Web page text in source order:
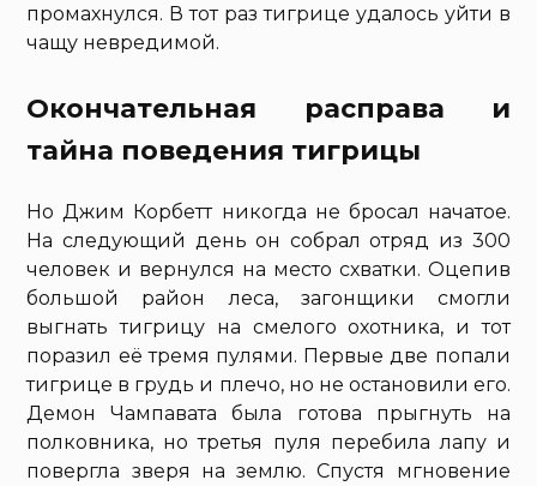
промахнулся. В тот раз тигрице удалось уйти в
чащу невредимой.
Окончательная расправа и
тайна поведения тигрицы
Но Джим Корбетт никогда не бросал начатое.
На следующий день он собрал отряд из 300
человек и вернулся на место схватки. Оцепив
большой район леса, загонщики смогли
выгнать тигрицу на смелого охотника, и тот
поразил её тремя пулями. Первые две попали
тигрице в грудь и плечо, но не остановили его.
Демон Чампавата была готова прыгнуть на
полковника, но третья пуля перебила лапу и
повергла зверя на землю. Спустя мгновение